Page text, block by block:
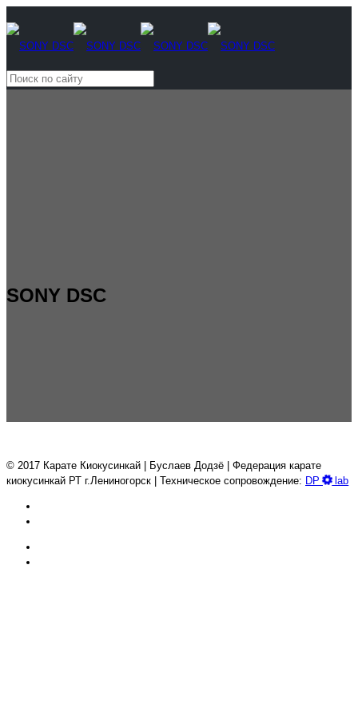
SONY DSC
© 2017 Карате Киокуcинкай | Буслаев Додзё | Федерация карате
киокусинкай РТ г.Лениногорск | Техническое сопровождение: DP lab